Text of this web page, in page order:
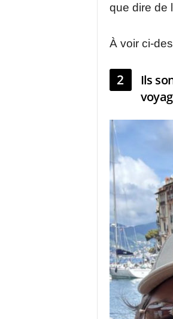
que dire de
À voir ci-
2
Ils